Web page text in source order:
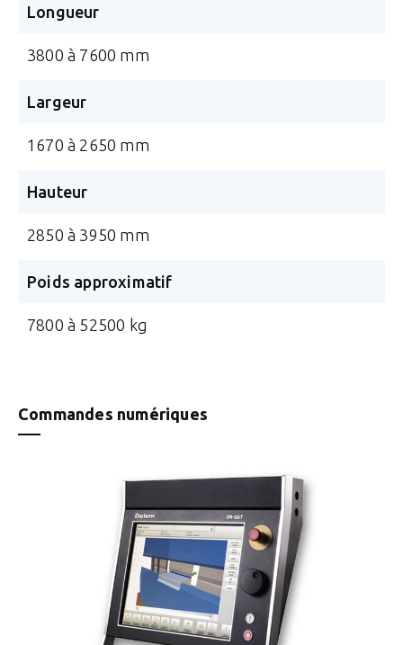
Longueur
3800 à 7600 mm
Largeur
1670 à 2650 mm
Hauteur
2850 à 3950 mm
Poids approximatif
7800 à 52500 kg
Commandes numériques